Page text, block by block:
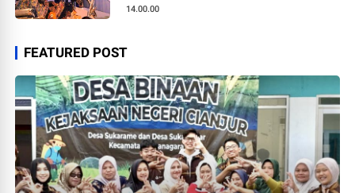
14.00.00
FEATURED POST